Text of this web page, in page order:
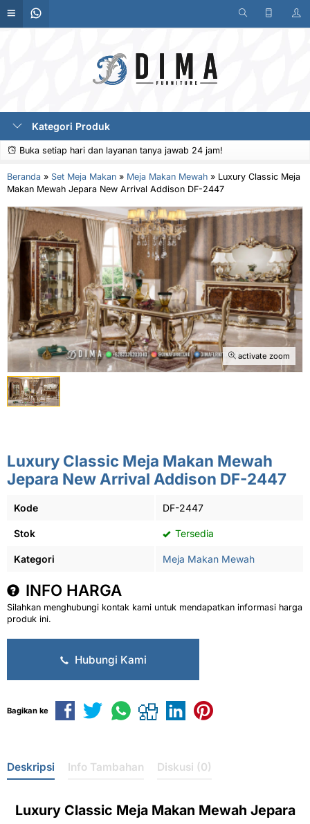
Kategori Produk
Buka setiap hari dan layanan tanya jawab 24 jam!
Beranda » Set Meja Makan » Meja Makan Mewah » Luxury Classic Meja
Makan Mewah Jepara New Arrival Addison DF-2447
activate zoom
Luxury Classic Meja Makan Mewah
Jepara New Arrival Addison DF-2447
Kode DF-2447
Stok Tersedia
Kategori Meja Makan Mewah
INFO HARGA
Silahkan menghubungi kontak kami untuk mendapatkan informasi harga
produk ini.
Hubungi Kami
Bagikan ke
Deskripsi Info Tambahan Diskusi (0)
Luxury Classic Meja Makan Mewah Jepara